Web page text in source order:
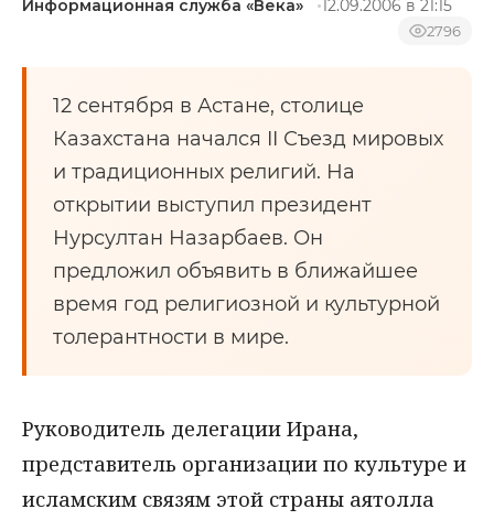
Информационная служба «Века» 12.09.2006 в 21:15
2796
12 сентября в Астане, столице
Казахстана начался II Съезд мировых
и традиционных религий. На
открытии выступил президент
Нурсултан Назарбаев. Он
предложил объявить в ближайшее
время год религиозной и культурной
толерантности в мире.
Руководитель делегации Ирана,
представитель организации по культуре и
исламским связям этой страны аятолла